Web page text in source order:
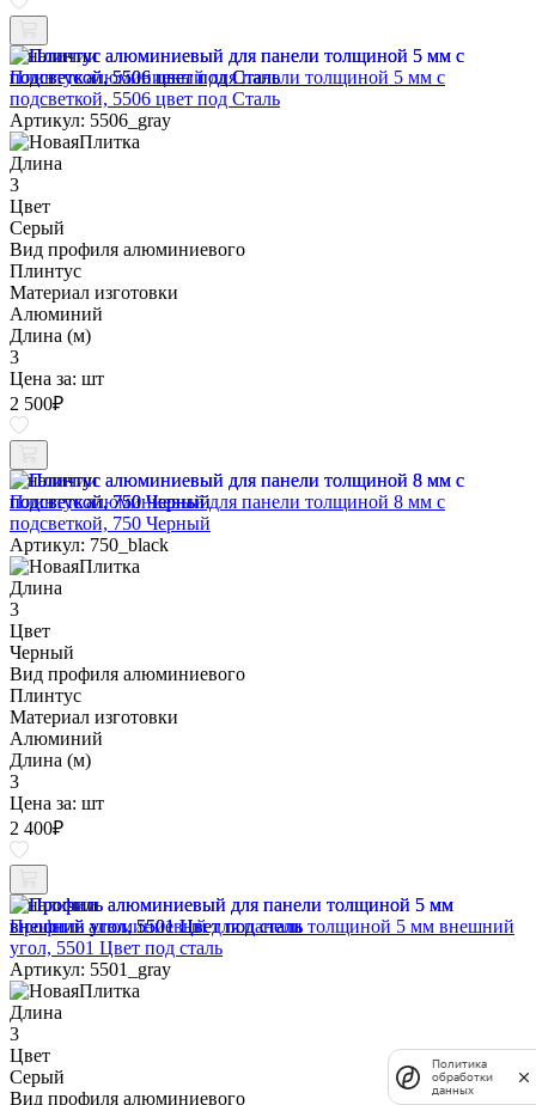
В наличии
Плинтус алюминиевый для панели толщиной 5 мм с
подсветкой, 5506 цвет под Сталь
Артикул: 5506_gray
Длина
3
Цвет
Серый
Вид профиля алюминиевого
Плинтус
Материал изготовки
Алюминий
Длина (м)
3
Цена за: шт
2 500₽
В наличии
Плинтус алюминиевый для панели толщиной 8 мм с
подсветкой, 750 Черный
Артикул: 750_black
Длина
3
Цвет
Черный
Вид профиля алюминиевого
Плинтус
Материал изготовки
Алюминий
Длина (м)
3
Цена за: шт
2 400₽
В наличии
Профиль алюминиевый для панели толщиной 5 мм внешний
угол, 5501 Цвет под сталь
Артикул: 5501_gray
Длина
3
Цвет
Серый
Вид профиля алюминиевого
Политика
обработки
данных